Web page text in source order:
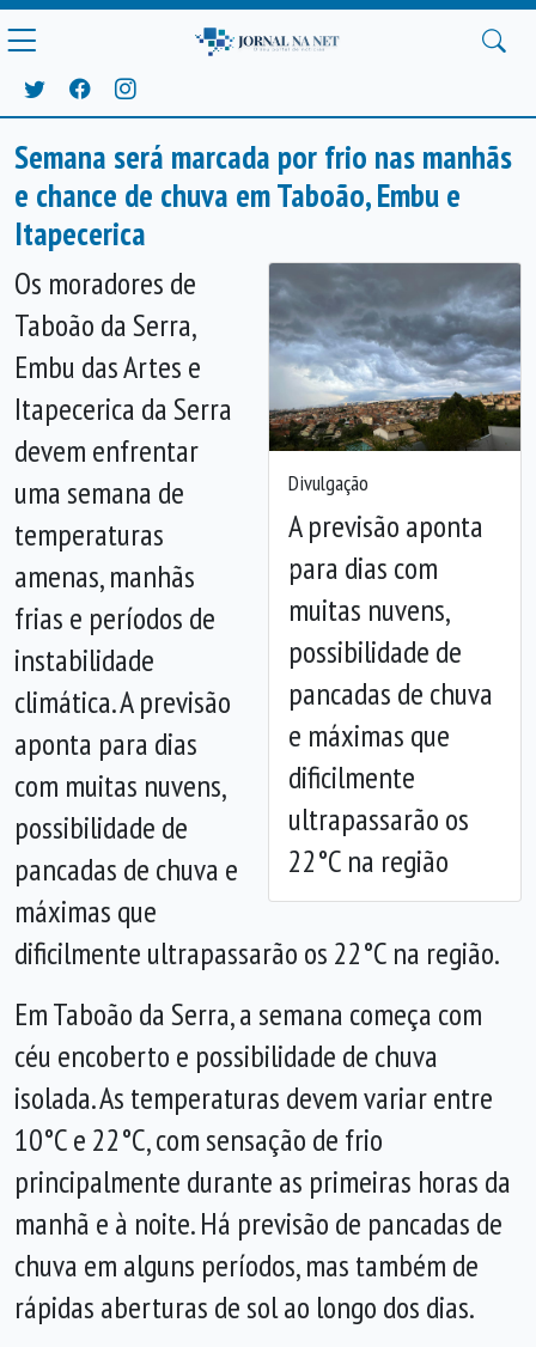
Semana será marcada por frio nas manhãs
e chance de chuva em Taboão, Embu e
Itapecerica
Divulgação
A previsão aponta
para dias com
muitas nuvens,
possibilidade de
pancadas de chuva
e máximas que
dificilmente
ultrapassarão os
22°C na região
Anterior
Os moradores de
Taboão da Serra,
Embu das Artes e
Itapecerica da Serra
devem enfrentar
uma semana de
temperaturas
amenas, manhãs
frias e períodos de
instabilidade
climática. A previsão
aponta para dias
com muitas nuvens,
possibilidade de
pancadas de chuva e
máximas que
dificilmente ultrapassarão os 22°C na região.
Em Taboão da Serra, a semana começa com
céu encoberto e possibilidade de chuva
isolada. As temperaturas devem variar entre
10°C e 22°C, com sensação de frio
principalmente durante as primeiras horas da
manhã e à noite. Há previsão de pancadas de
chuva em alguns períodos, mas também de
rápidas aberturas de sol ao longo dos dias.